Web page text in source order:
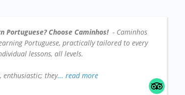
Portuguese? Choose Caminhos! - Caminhos
Portuguese, practically tailored to every
lessons, all levels.
enthusiastic; they... read more